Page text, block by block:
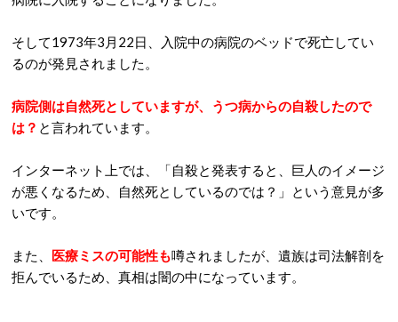
そして1973年3月22日、入院中の病院のベッドで死亡してい
るのが発見されました。
病院側は自然死としていますが、うつ病からの自殺したので
は？ と言われています。
インターネット上では、「自殺と発表すると、巨人のイメージ
が悪くなるため、自然死としているのでは？」という意見が多
いです。
また、 医療ミスの可能性も噂されましたが、遺族は司法解剖を
拒んでいるため、真相は闇の中になっています。